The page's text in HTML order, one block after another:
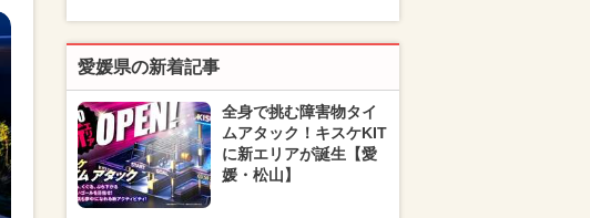
愛媛県の新着記事
全身で挑む障害物タイ
ムアタック！キスケKIT
に新エリアが誕生【愛
媛・松山】